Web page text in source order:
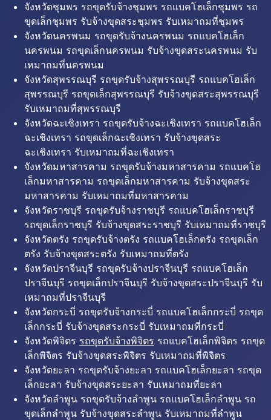
จังหวัดชุมพร รถขุดรับจ้างชุมพร รถแบคโฮเล็กชุมพร รถ
ขุดเล็กชุมพร รับจ้างขุดสระชุมพร รับเหมาถมที่ชุมพร
จังหวัดนครพนม รถขุดรับจ้างนครพนม รถแบคโฮเล็ก
นครพนม รถขุดเล็กนครพนม รับจ้างขุดสระนครพนม รับ
เหมาถมที่นครพนม
จังหวัดสุพรรณบุรี รถขุดรับจ้างสุพรรณบุรี รถแบคโฮเล็ก
สุพรรณบุรี รถขุดเล็กสุพรรณบุรี รับจ้างขุดสระสุพรรณบุรี
รับเหมาถมที่สุพรรณบุรี
จังหวัดฉะเชิงเทรา รถขุดรับจ้างฉะเชิงเทรา รถแบคโฮเล็ก
ฉะเชิงเทรา รถขุดเล็กฉะเชิงเทรา รับจ้างขุดสระ
ฉะเชิงเทรา รับเหมาถมที่ฉะเชิงเทรา
จังหวัดมหาสารคาม รถขุดรับจ้างมหาสารคาม รถแบคโฮ
เล็กมหาสารคาม รถขุดเล็กมหาสารคาม รับจ้างขุดสระ
มหาสารคาม รับเหมาถมที่มหาสารคาม
จังหวัดราชบุรี รถขุดรับจ้างราชบุรี รถแบคโฮเล็กราชบุรี
รถขุดเล็กราชบุรี รับจ้างขุดสระราชบุรี รับเหมาถมที่ราชบุรี
จังหวัดตรัง รถขุดรับจ้างตรัง รถแบคโฮเล็กตรัง รถขุดเล็ก
ตรัง รับจ้างขุดสระตรัง รับเหมาถมที่ตรัง
จังหวัดปราจีนบุรี รถขุดรับจ้างปราจีนบุรี รถแบคโฮเล็ก
ปราจีนบุรี รถขุดเล็กปราจีนบุรี รับจ้างขุดสระปราจีนบุรี รับ
เหมาถมที่ปราจีนบุรี
จังหวัดกระบี่ รถขุดรับจ้างกระบี่ รถแบคโฮเล็กกระบี่ รถขุด
เล็กกระบี่ รับจ้างขุดสระกระบี่ รับเหมาถมที่กระบี่
จังหวัดพิจิตร รถขุดรับจ้างพิจิตร รถแบคโฮเล็กพิจิตร รถขุด
เล็กพิจิตร รับจ้างขุดสระพิจิตร รับเหมาถมที่พิจิตร
จังหวัดยะลา รถขุดรับจ้างยะลา รถแบคโฮเล็กยะลา รถขุด
เล็กยะลา รับจ้างขุดสระยะลา รับเหมาถมที่ยะลา
จังหวัดลำพูน รถขุดรับจ้างลำพูน รถแบคโฮเล็กลำพูน รถ
ขุดเล็กลำพูน รับจ้างขุดสระลำพูน รับเหมาถมที่ลำพูน